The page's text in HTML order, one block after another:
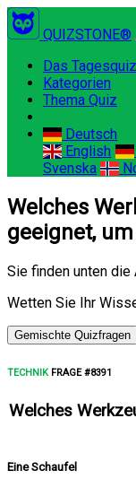
QUIZSTONE®
Das Tagesquiz
Kategorien
Thema Quiz
Deutsch
English
Svenska
Welches
geeignet,
Sie finden unten die
Wetten Sie Ihr
Gemischte Quizfragen
TECHNIKFRAGE #8391
Welches
Eine Schaufel